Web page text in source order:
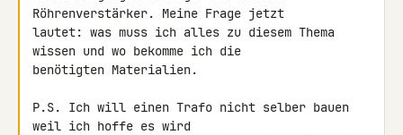
Röhrenverstärker. Meine Frage jetzt
lautet: was muss ich alles zu diesem Thema
wissen und wo bekomme ich die
benötigten Materialien.
P.S. Ich will einen Trafo nicht selber bauen
weil ich hoffe es wird